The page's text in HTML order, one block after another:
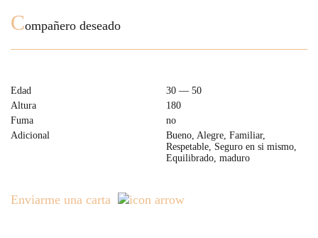
Compañero deseado
Edad
30 — 50
Altura
180
Fuma
no
Adicional
Bueno, Alegre, Familiar,
Respetable, Seguro en si mismo,
Equilibrado, maduro
Enviarme una carta